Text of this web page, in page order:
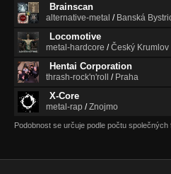
Brainscan
alternative-metal / Banská
Locomotive
metal-hardcore /Český Krumlov
Hentai Corporation
thrash-rock'n'roll / Praha
X-Core
metal-rap /Znojmo
Podobnost se určuje podle počtu společných